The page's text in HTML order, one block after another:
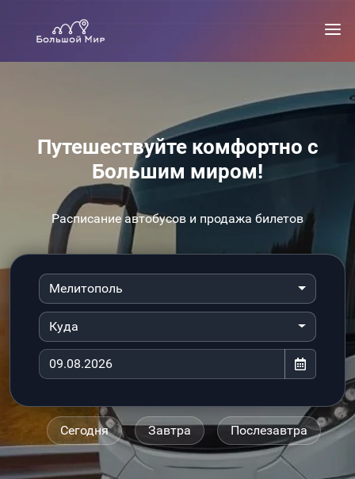
Путешествуйте комфортно с
Большим миром!
Расписание автобусов и продажа билетов
Мелитополь
Куда
Сегодня Завтра Послезавтра